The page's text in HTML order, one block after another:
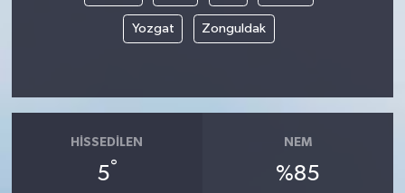
Yozgat Zonguldak
HISSEDILEN
5°
NEM
%85